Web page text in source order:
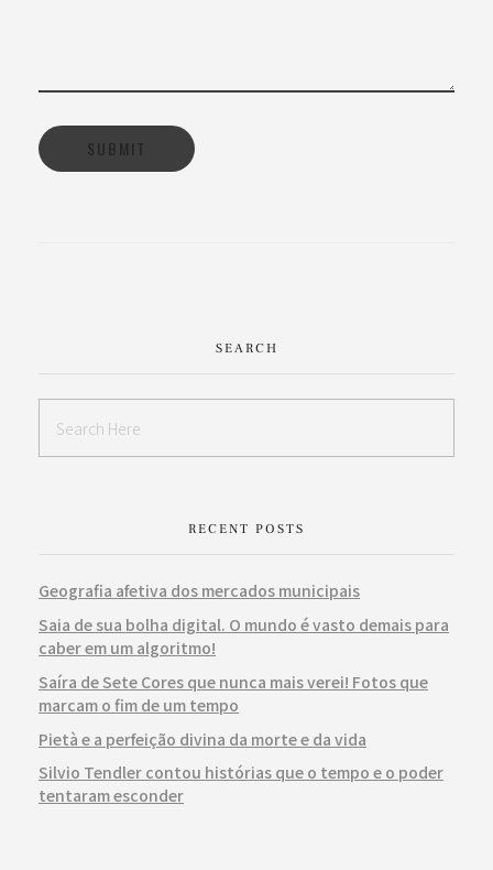
SEARCH
RECENT POSTS
Geografia afetiva dos mercados municipais
Saia de sua bolha digital. O mundo é vasto demais para
caber em um algoritmo!
Saíra de Sete Cores que nunca mais verei! Fotos que
marcam o fim de um tempo
Pietà e a perfeição divina da morte e da vida
Silvio Tendler contou histórias que o tempo e o poder
tentaram esconder